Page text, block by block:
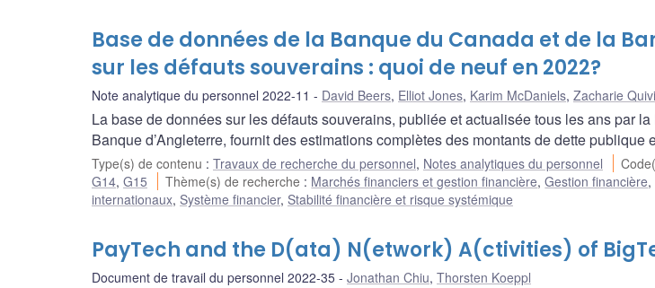
Base de données de la Banque du Canada et de la
sur les défauts souverains : quoi de neuf en 2022?
Note analytique du personnel 2022-11 David Beers, Elliot Jones, Karim McDaniels, Zacharie
La base de données sur les défauts souverains, publiée et actualisée tous les ans par
Banque d’Angleterre, fournit des estimations complètes des montants de dette publique
Type(s) de contenu : Travaux de recherche du personnel, Notes analytiques du personnel
G14, G15 Thème(s) de recherche : Marchés financiers et gestion financière,Gestion financière,
internationaux, Système financier, Stabilité financière et risque systémique
PayTech and the D(ata) N(etwork) A(ctivities) of
Document de travail du personnel 2022-35 Jonathan Chiu, Thorsten Koeppl